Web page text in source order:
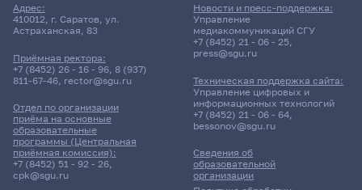
Адрес:
410012, г. Саратов, ул.
Астраханская, 83
Приёмная ректора:
+7 (8452) 26 - 16 - 96, 8 (937)
811-67-46, rector@sgu.ru
Отдел по организации
приёма на основные
образовательные
программы (Центральная
приёмная комиссия):
+7 (8452) 51 - 92 - 26,
cpk@sgu.ru
Сведения об
образовательной
организации
Новости и пресс-поддержка:
Управление
медиакоммуникаций СГУ
+7 (8452) 21 - 06 - 25,
press@sgu.ru
Техническая поддержка сайта:
Управление цифровых и
информационных технологий
+7 (8452) 21 - 06 - 64,
bessonov@sgu.ru